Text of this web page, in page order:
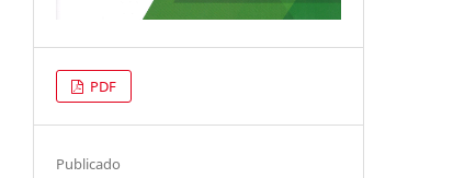
PDF
Publicado